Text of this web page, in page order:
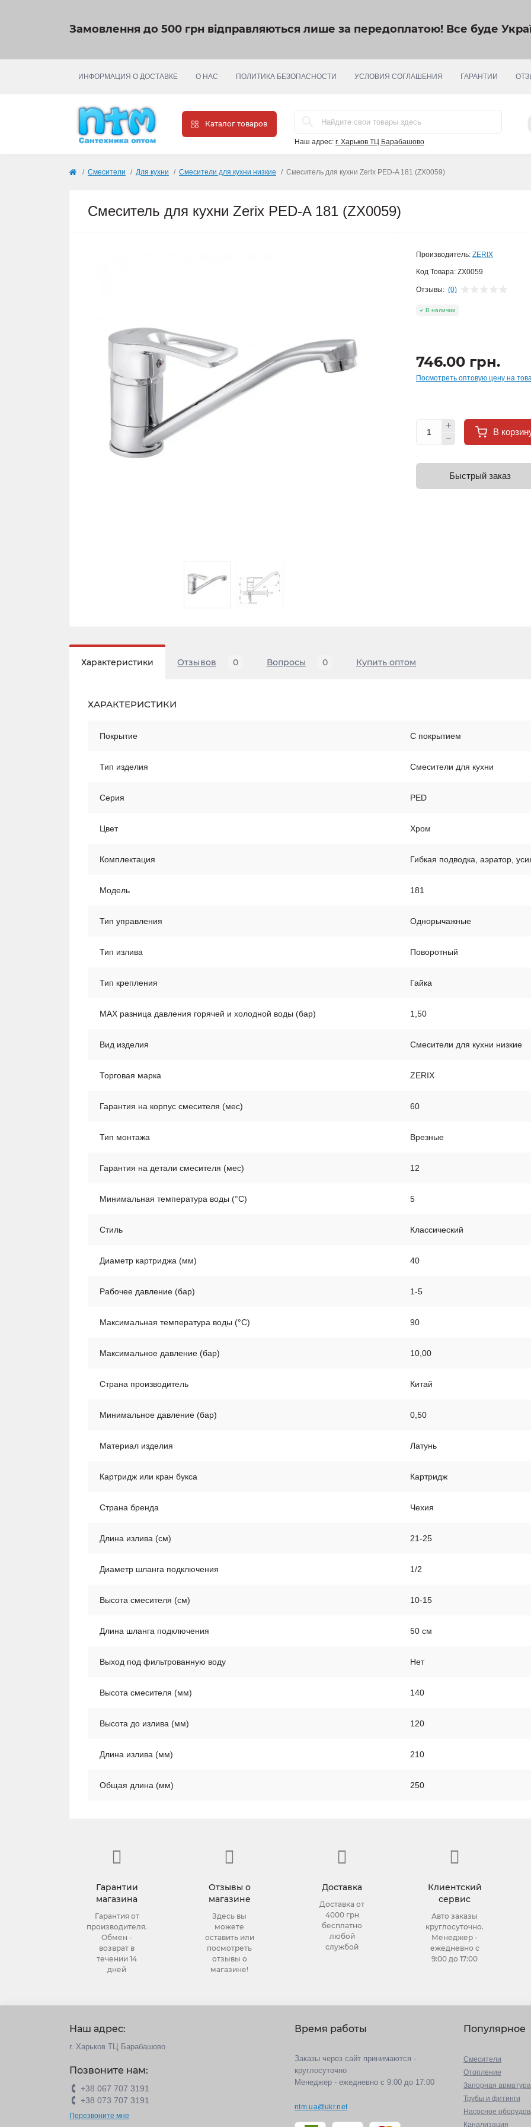
Замовлення до 500 грн відправляються лише за передоплатою! Все буде
ИНФОРМАЦИЯ О ДОСТАВКЕ О НАС ПОЛИТИКА БЕЗОПАСНОСТИ УСЛОВИЯ СОГЛАШЕНИЯ ГАРАНТИИ
Каталог товаров
Наш адрес: г. Харьков ТЦ Барабашово
Cмесители Для кухни Смесители для кухни низкие Смеситель для кухни Zerix PED-A 181 (ZX0059)
Смеситель для кухни Zerix PED-A 181 (ZX0059)
Производитель: ZERIX
Код Товара: ZX0059
Отзывы: (0)
В наличии
746.00 грн.
Посмотреть оптовую цену на
В
Быстрый заказ
Характеристики Отзывов 0 Вопросы 0 Купить оптом
ХАРАКТЕРИСТИКИ
Покрытие С покрытием
Тип изделия Смесители для кухни
Серия PED
Цвет Хром
Комплектация Гибкая подводка, аэратор,
Модель 181
Тип управления Однорычажные
Тип излива Поворотный
Тип крепления Гайка
MAX разница давления горячей и холодной воды (бар) 1,50
Вид изделия Смесители для кухни низкие
Торговая марка ZERIX
Гарантия на корпус смесителя (мес) 60
Тип монтажа Врезные
Гарантия на детали смесителя (мес) 12
Минимальная температура воды (°C) 5
Стиль Классический
Диаметр картриджа (мм) 40
Рабочее давление (бар) 1-5
Максимальная температура воды (°C) 90
Максимальное давление (бар) 10,00
Страна производитель Китай
Минимальное давление (бар) 0,50
Материал изделия Латунь
Картридж или кран букса Картридж
Страна бренда Чехия
Длина излива (см) 21-25
Диаметр шланга подключения 1/2
Высота смесителя (см) 10-15
Длина шланга подключения 50 см
Выход под фильтрованную воду Нет
Высота смесителя (мм) 140
Высота до излива (мм) 120
Длина излива (мм) 210
Общая длина (мм) 250
Гарантии
магазина
Гарантия от
производителя.
Обмен -
возврат в
течении 14
дней
Отзывы о
магазине
Здесь вы
можете
оставить или
посмотреть
отзывы о
магазине!
Доставка
Доставка от
4000 грн
бесплатно
любой
службой
Клиентский
сервис
Авто заказы
круглосуточно.
Менеджер -
ежедневно с
9:00 до 17:00
Наш адрес:
г. Харьков ТЦ Барабашово
Позвоните нам:
+38 067 707 3191
+38 073 707 3191
Перезвоните мне
Время работы
Заказы через сайт принимаются -
круглосуточно
Менеджер - ежедневно с 9:00 до 17:00
ntm.ua@ukr.net
Популярное
Cмесители
Отопление
Запорная арматура
Трубы и фитинги
Насосное
Канализация